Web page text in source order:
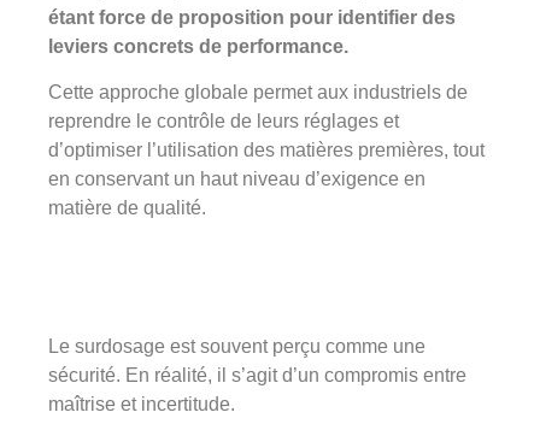
étant force de proposition pour identifier des
leviers concrets de performance.
Cette approche globale permet aux industriels de
reprendre le contrôle de leurs réglages et
d’optimiser l’utilisation des matières premières, tout
en conservant un haut niveau d’exigence en
matière de qualité.
Le surdosage est souvent perçu comme une
sécurité. En réalité, il s’agit d’un compromis entre
maîtrise et incertitude.